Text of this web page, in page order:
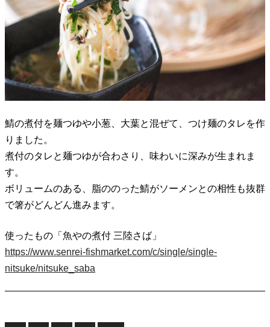
鯖の煮付を麺つゆや小葱、大葉と混ぜて、つけ麺のタレを作
りました。
煮付のタレと麺つゆが合わさり、味わいに深みが生まれま
す。
ボリュームのある、脂ののった鯖がソーメンとの相性も抜群
で箸がどんどん進みます。
使ったもの「魚やの煮付 三陸さば」
https://www.senrei-fishmarket.com/c/single/single-
nitsuke/nitsuke_saba